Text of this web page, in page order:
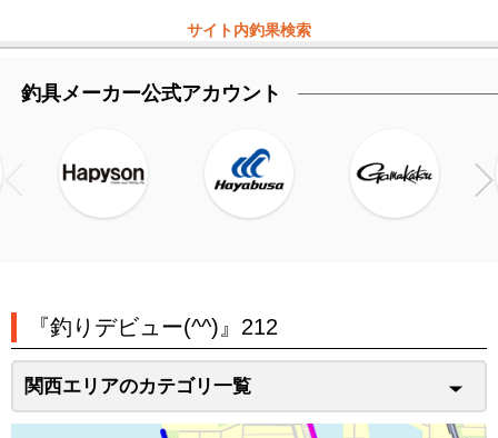
サイト内釣果検索
釣具メーカー公式アカウント
『釣りデビュー(^^)』212
関西エリアのカテゴリ一覧